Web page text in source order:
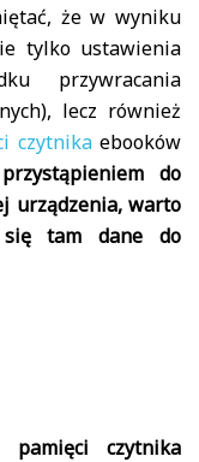
że w wyniku
tylko ustawienia
przywracania
lecz również
czytnikaebooków
do
urządzenia, warto
się tam dane do
czytnika